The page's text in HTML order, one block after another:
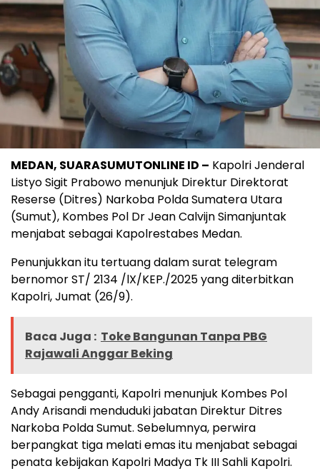
MEDAN, SUARASUMUTONLINE ID – Kapolri Jenderal
Listyo Sigit Prabowo menunjuk Direktur Direktorat
Reserse (Ditres) Narkoba Polda Sumatera Utara
(Sumut), Kombes Pol Dr Jean Calvijn Simanjuntak
menjabat sebagai Kapolrestabes Medan.
Penunjukkan itu tertuang dalam surat telegram
bernomor ST/ 2134 /lX/KEP./2025 yang diterbitkan
Kapolri, Jumat (26/9).
Baca Juga : Toke Bangunan Tanpa PBG
Rajawali Anggar Beking
Sebagai pengganti, Kapolri menunjuk Kombes Pol
Andy Arisandi menduduki jabatan Direktur Ditres
Narkoba Polda Sumut. Sebelumnya, perwira
berpangkat tiga melati emas itu menjabat sebagai
penata kebijakan Kapolri Madya Tk III Sahli Kapolri.